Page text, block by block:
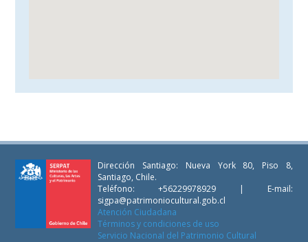
Dirección Santiago: Nueva York 80, Piso 8,
Santiago, Chile.
Teléfono: +56229978929 | E-mail:
sigpa@patrimoniocultural.gob.cl
Atención Ciudadana
Términos y condiciones de uso
Servicio Nacional del Patrimonio Cultural